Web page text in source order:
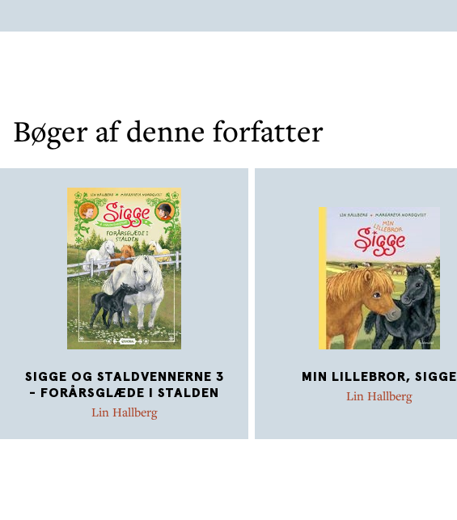
Bøger af denne forfatter
SIGGE OG STALDVENNERNE 3
- FORÅRSGLÆDE I STALDEN
Lin Hallberg
MIN LILLEBROR, SIGGE
Lin Hallberg